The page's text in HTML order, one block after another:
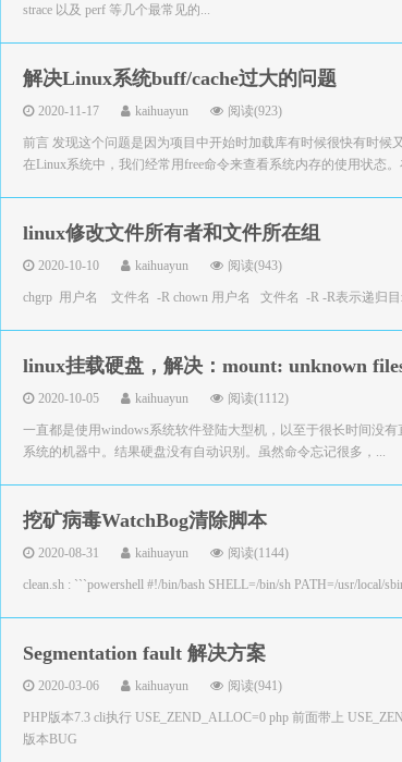
strace 以及 perf 等几个最常见的...
解决Linux系统buff/cache过大的问题
2020-11-17 kaihuayun 阅读(923)
前言 发现这个问题是因为项目中开始时加载库有时候很快有时候
在Linux系统中，我们经常用free命令来查看系统内存的使用状态。
linux修改文件所有者和文件所在组
2020-10-10 kaihuayun 阅读(943)
chgrp 用户名 文件名 -R chown 用户名 文件名 -R -R表示递归
linux挂载硬盘，解决：mount: unknown
2020-10-05 kaihuayun 阅读(1112)
一直都是使用windows系统软件登陆大型机，以至于很长时间没
系统的机器中。结果硬盘没有自动识别。虽然命令忘记很多，...
挖矿病毒WatchBog清除脚本
2020-08-31 kaihuayun 阅读(1144)
clean.sh : ```powershell #!/bin/bash SHELL=/bin/sh PATH=/usr/local/
Segmentation fault 解决方案
2020-03-06 kaihuayun 阅读(941)
PHP版本7.3 cli执行 USE_ZEND_ALLOC=0 php 前面带上
版本BUG